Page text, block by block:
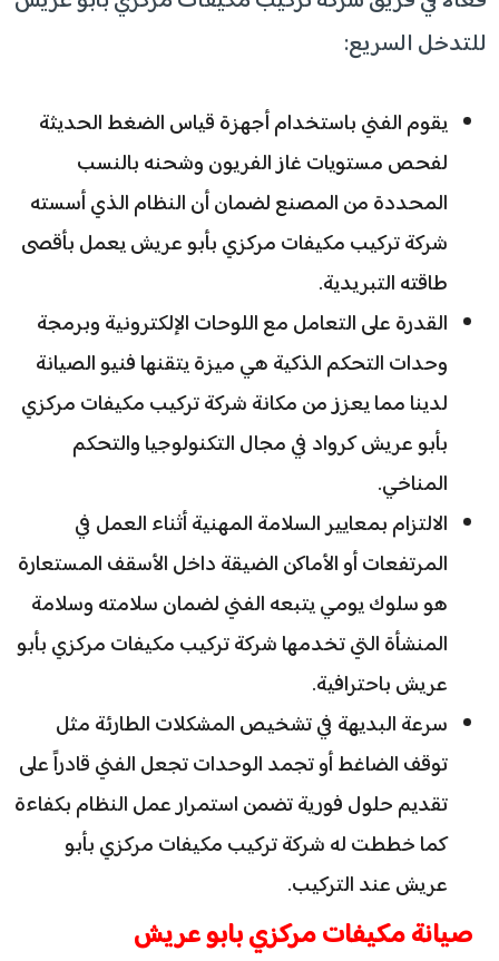
للتدخل السريع:
يقوم الفني باستخدام أجهزة قياس الضغط الحديثة
لفحص مستويات غاز الفريون وشحنه بالنسب
المحددة من المصنع لضمان أن النظام الذي أسسته
شركة تركيب مكيفات مركزي بأبو عريش يعمل بأقصى
طاقته التبريدية.
القدرة على التعامل مع اللوحات الإلكترونية وبرمجة
وحدات التحكم الذكية هي ميزة يتقنها فنيو الصيانة
لدينا مما يعزز من مكانة شركة تركيب مكيفات مركزي
بأبو عريش كرواد في مجال التكنولوجيا والتحكم
المناخي.
الالتزام بمعايير السلامة المهنية أثناء العمل في
المرتفعات أو الأماكن الضيقة داخل الأسقف المستعارة
هو سلوك يومي يتبعه الفني لضمان سلامته وسلامة
المنشأة التي تخدمها شركة تركيب مكيفات مركزي بأبو
عريش باحترافية.
سرعة البديهة في تشخيص المشكلات الطارئة مثل
توقف الضاغط أو تجمد الوحدات تجعل الفني قادراً على
تقديم حلول فورية تضمن استمرار عمل النظام بكفاءة
كما خططت له شركة تركيب مكيفات مركزي بأبو
عريش عند التركيب.
صيانة مكيفات مركزي بابو عريش